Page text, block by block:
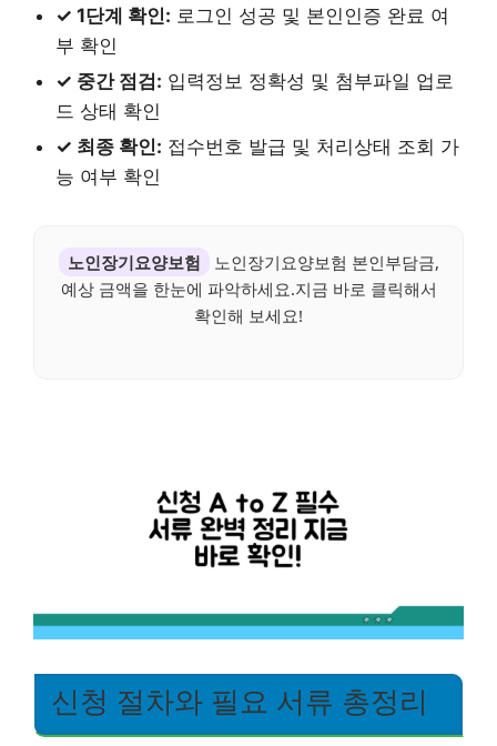
✓ 1단계 확인: 로그인 성공 및 본인인증 완료 여
부 확인
✓ 중간 점검: 입력정보 정확성 및 첨부파일 업로
드 상태 확인
✓ 최종 확인: 접수번호 발급 및 처리상태 조회 가
능 여부 확인
노인장기요양보험
노인장기요양보험 본인부담금,
예상 금액을 한눈에 파악하세요.지금 바로 클릭해서
확인해 보세요!
신청 절차와 필요 서류 총정리